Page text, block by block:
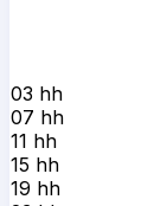
03 hh
07 hh
11 hh
15 hh
19 hh